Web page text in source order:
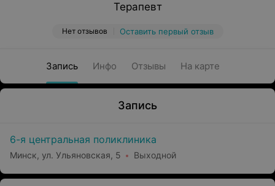
Терапевт
Нет отзывов Оставить первый отзыв
Запись Инфо Отзывы На карте
Запись
6-я центральная поликлиника
Минск, ул. Ульяновская, 5 Выходной